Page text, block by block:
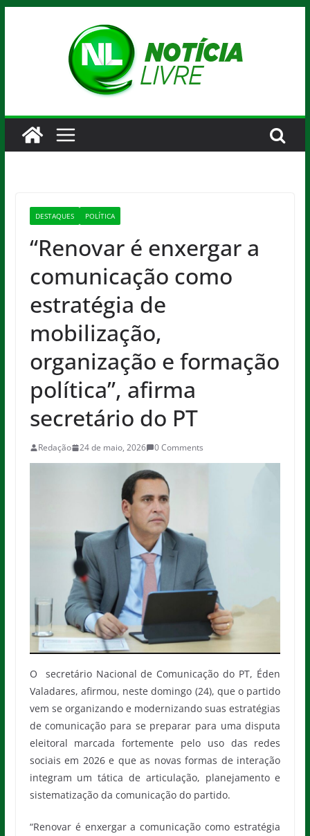
DESTAQUES POLÍTICA
“Renovar é enxergar a
comunicação como
estratégia de
mobilização,
organização e formação
política”, afirma
secretário do PT
Redação 24 de maio, 2026 0 Comments
O secretário Nacional de Comunicação do PT, Éden
Valadares, afirmou, neste domingo (24), que o partido
vem se organizando e modernizando suas estratégias
de comunicação para se preparar para uma disputa
eleitoral marcada fortemente pelo uso das redes
sociais em 2026 e que as novas formas de interação
integram um tática de articulação, planejamento e
sistematização da comunicação do partido.
“Renovar é enxergar a comunicação como estratégia